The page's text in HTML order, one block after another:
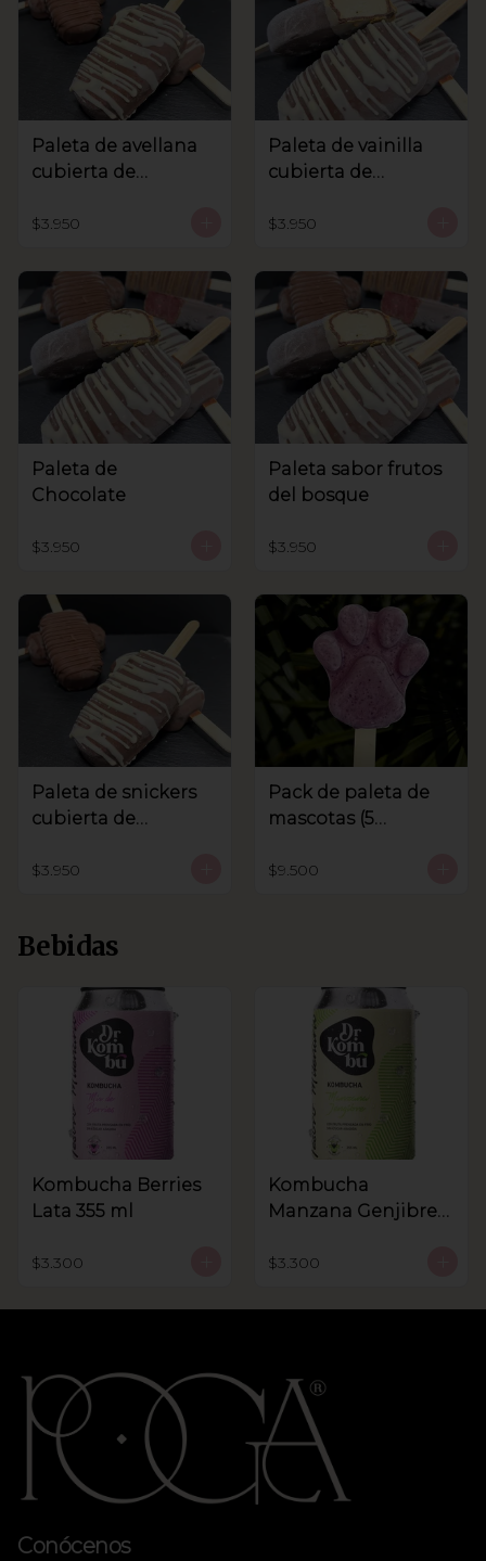
Paleta de avellana
cubierta de
$3.950
Paleta de vainilla
cubierta de
$3.950
Paleta de
Chocolate
$3.950
Paleta sabor frutos
del bosque
$3.950
Paleta de snickers
cubierta de
$3.950
Pack de paleta de
mascotas (5
$9.500
Bebidas
Kombucha Berries
Lata 355 ml
$3.300
Kombucha
Manzana Genjibre
$3.300
Conócenos